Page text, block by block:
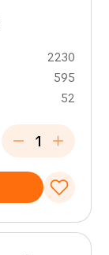
2230
595
52